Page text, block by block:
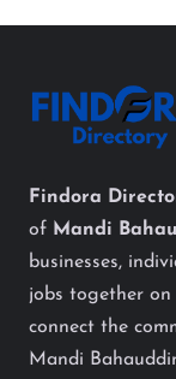
Findora
of Mandi
businesses,
jobs together
connect the
Mandi